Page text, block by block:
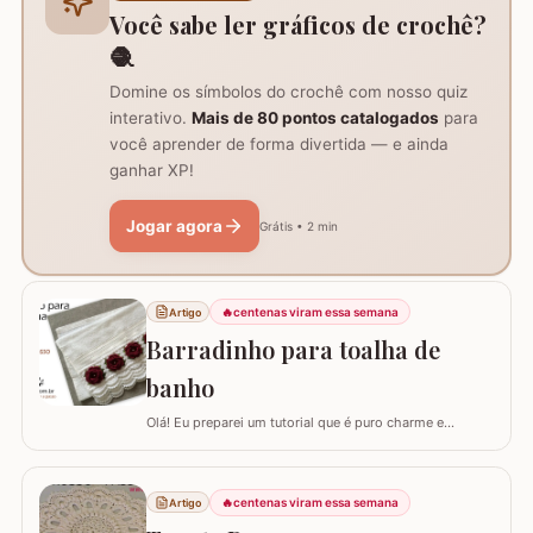
com um anel mágico ou uma argola de 10…
Você sabe ler gráficos de crochê?
🧶
Domine os símbolos do crochê com nosso quiz
interativo. Mais de 80 pontos catalogados para
você aprender de forma divertida — e ainda
ganhar XP!
Jogar agora Grátis • 2 min
Artigo 🔥centenas viram essa semana
Barradinho para toalha de
banho
Olá! Eu preparei um tutorial que é puro charme e
como confeccionar um Barradinho para Toalha de
Banho ou Toalha de Rosto passo a passo. Esse
trabalho transforma uma peça simples em um item de
Artigo 🔥centenas viram essa semana